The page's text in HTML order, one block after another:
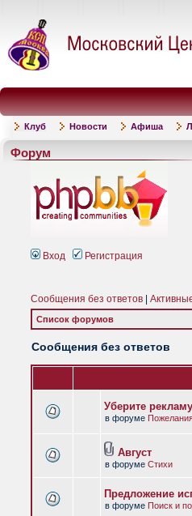
Клуб Новости Афиша
Форум
Вход Регистрация
Сообщения без ответов
Список форумов
Сообщения без ответов
Уберите
в форуме
Август
в форуме Стихи
Предложение
в форуме Поиск и